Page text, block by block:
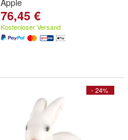
Apple
76,45 €
Kostenloser Versand
- 24%